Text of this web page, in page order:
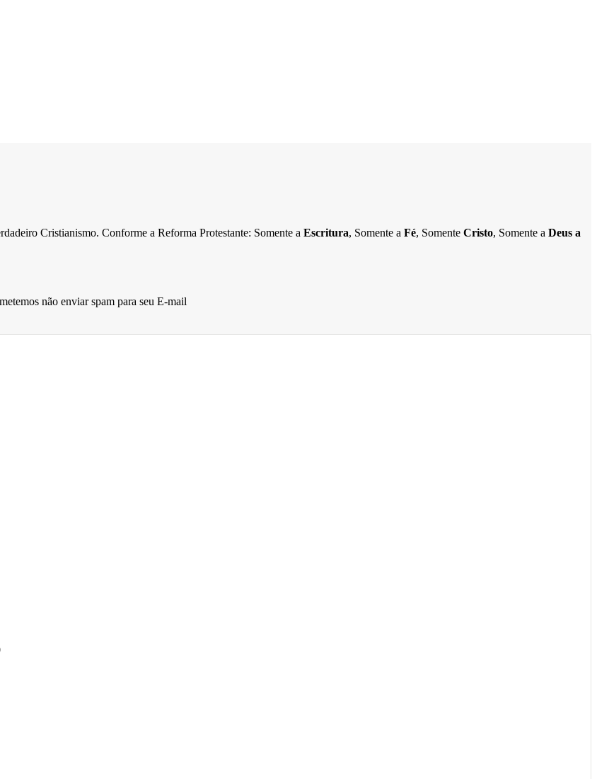
Cristianismo. Conforme a Reforma Protestante: Somente a Escritura, Somente a Fé, Somente Cristo, Somente a Deus a
não enviar spam para seu E-mail